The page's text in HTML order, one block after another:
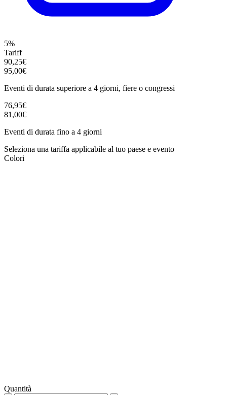
5%
Tariff
90,25€
95,00€
Eventi di durata superiore a 4 giorni, fiere o congressi
76,95€
81,00€
Eventi di durata fino a 4 giorni
Seleziona una tariffa applicabile al tuo paese e evento
Colori
Quantità